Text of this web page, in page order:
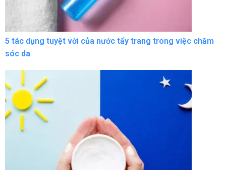
5 tác dụng tuyệt vời của nước tẩy trang trong việc chăm
sóc da